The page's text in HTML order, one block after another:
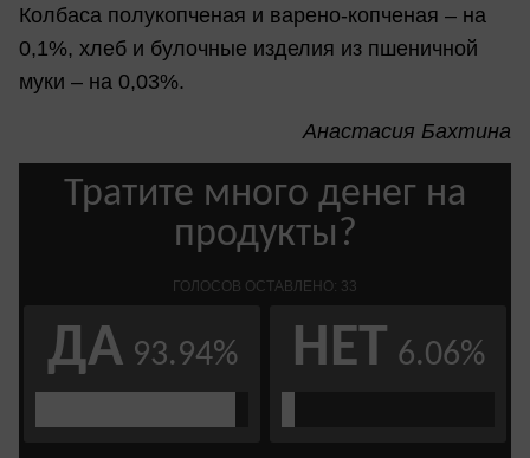
Колбаса полукопченая и варено-копченая – на
0,1%, хлеб и булочные изделия из пшеничной
муки – на 0,03%.
Анастасия Бахтина